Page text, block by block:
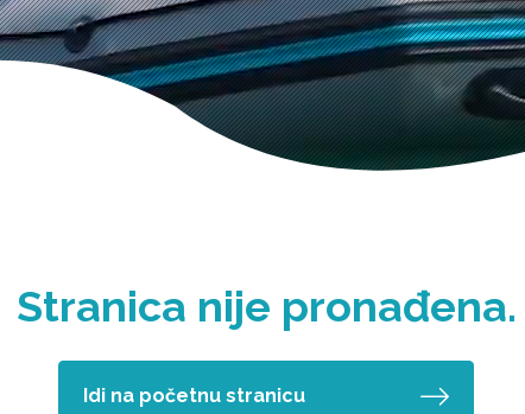
Stranica nije pronađena.
Idi na početnu stranicu